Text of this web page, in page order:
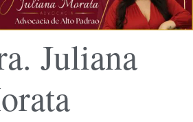
Juliana